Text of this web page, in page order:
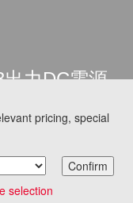
力DC電源
んと23万円台～であり
の電圧と電流を同時
ス、リストモード、
pricing, special
Confirm
selection